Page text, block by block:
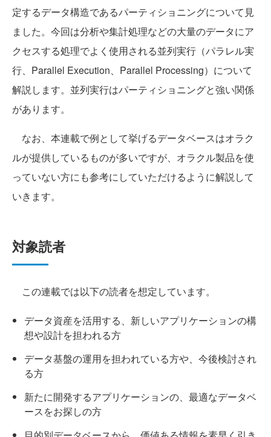
定するデータ構造であるパーティショニングについて見
ました。今回は分析や集計処理などの大量のデータにア
クセスする処理でよく使用される並列実行（パラレル実
行、Parallel Execution、Parallel Processing）について
解説します。並列実行はパーティショニングと強い関係
があります。
なお、本連載で例として挙げるデータベースはオラク
ルが提供しているものが多いですが、オラクル製品を使
っていない方にも参考にしていただけるように解説して
いきます。
対象読者
この連載では以下の読者を想定しています。
データ資産を活用する、新しいアプリケーションの構
想や設計を担われる方
データ基盤の運用を担われている方や、今後検討され
る方
新たに開発するアプリケーションの、最適なデータベ
ースをお探しの方